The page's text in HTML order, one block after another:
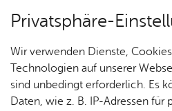
Ämter A–Z
Privatsphäre-
Wir verwenden Dienste,
Technologien auf unserer
sind unbedingt erforderlich. Es
Daten, wie z. B. IP-Adressen für